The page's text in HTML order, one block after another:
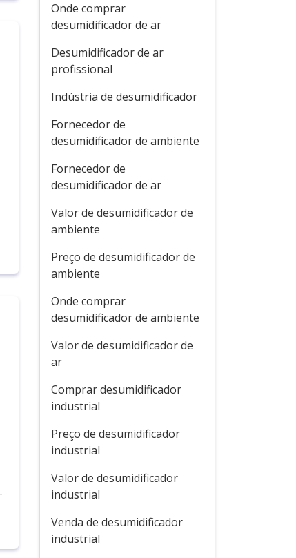
Onde comprar
desumidificador de ar
Desumidificador de ar
profissional
Indústria de desumidificador
Fornecedor de
desumidificador de ambiente
Fornecedor de
desumidificador de ar
Valor de desumidificador de
ambiente
Preço de desumidificador de
ambiente
Onde comprar
desumidificador de ambiente
Valor de desumidificador de
ar
Comprar desumidificador
industrial
Preço de desumidificador
industrial
Valor de desumidificador
industrial
Venda de desumidificador
industrial